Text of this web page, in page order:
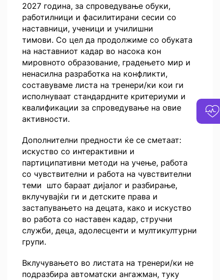
2027 година, за спроведување обуки,
работилници и фасилитирани сесии со
наставници, ученици и училишни
тимови. Со цел да продолжиме со обуката
на наставниот кадар во насока кон
мировното образование, градењето мир и
ненасилна разработка на конфликти,
составуваме листа на тренери/ки кои ги
исполнуваат стандардните критериуми и
квалификации за спроведување на овие
активности.
Дополнителни предности ќе се сметаат:
искуство со интерактивни и
партиципативни методи на учење, работа
со чувствителни и работа на чувствителни
теми што бараат дијалог и разбирање,
вклучувајќи ги и детските права и
застапувањето на децата, како и искуство
во работа со наставен кадар, стручни
служби, деца, адолесценти и мултикултурни
групи.
Вклучувањето во листата на тренери/ки не
подразбира автоматски ангажман, туку